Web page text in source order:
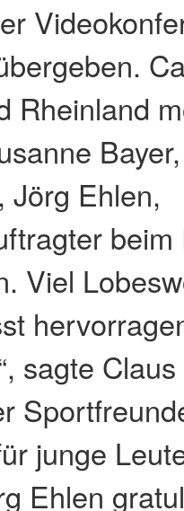
Rheinland
Jörg Ehlen,
Viel
sagte
junge
Ehlen